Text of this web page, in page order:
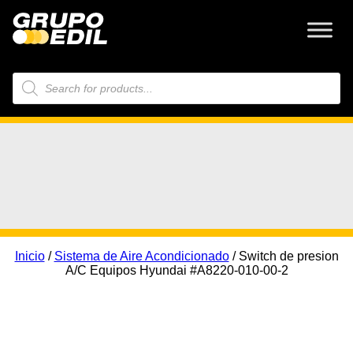
Búsqueda
de
productos
Inicio/ Sistema de Aire Acondicionado/ Switch de presion
A/C Equipos Hyundai #A8220-010-00-2